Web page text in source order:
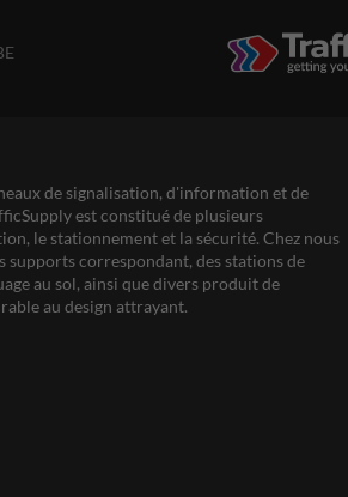
de signalisation, d'information et de
est constitué de plusieurs
le stationnement et la sécurité. Chez nous
supports correspondant, des stations de
au sol, ainsi que divers produit de
au design attrayant.